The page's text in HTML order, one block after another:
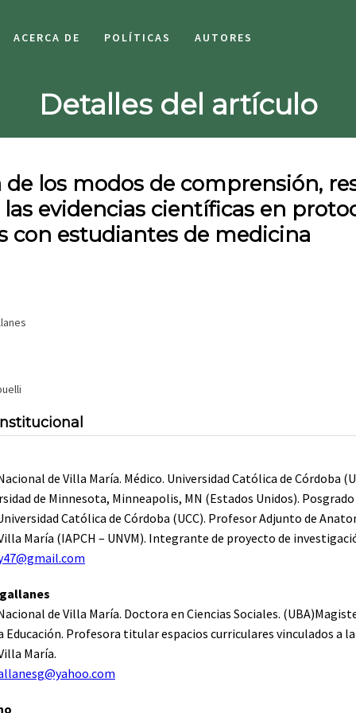
ACERCA DE POLÍTICAS AUTORES
Detalles del artículo
de los modos de comprensión,
las evidencias científicas en
con estudiantes de medicina
de Villa María. Médico. Universidad Católica de Córdoba
de Minnesota, Minneapolis, MN (Estados Unidos).
Católica de Córdoba (UCC). Profesor Adjunto de
María (IAPCH – UNVM). Integrante de proyecto de
de Villa María. Doctora en Ciencias Sociales.
Educación. Profesora titular espacios curriculares vinculados a
María.